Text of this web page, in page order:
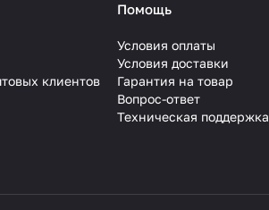
клиентов
Помощь
Условия оплаты
Условия доставки
Гарантия на товар
Вопрос-ответ
Техническая поддержка